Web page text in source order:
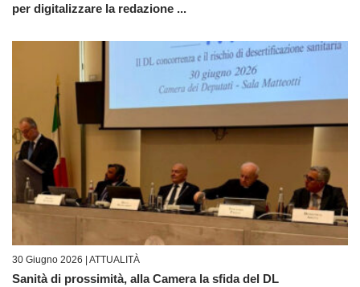
per digitalizzare la redazione ...
30 Giugno 2026 | ATTUALITÀ
Sanità di prossimità, alla Camera la sfida del DL